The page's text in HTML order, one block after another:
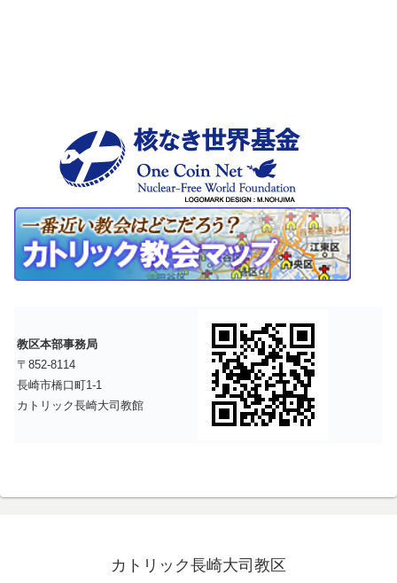
教区本部事務局
〒852-8114
長崎市橋口町1-1
カトリック長崎大司教館
カトリック長崎大司教区